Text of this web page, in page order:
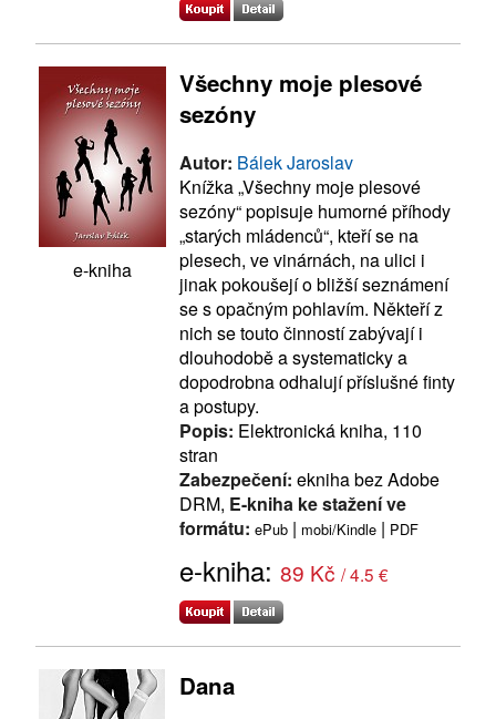
e-kniha
Všechny moje plesové
sezóny
Autor: Bálek Jaroslav
Knížka „Všechny moje plesové
sezóny“ popisuje humorné příhody
„starých mládenců“, kteří se na
plesech, ve vinárnách, na ulici i
jinak pokoušejí o bližší seznámení
se s opačným pohlavím. Někteří z
nich se touto činností zabývají i
dlouhodobě a systematicky a
dopodrobna odhalují příslušné finty
a postupy.
Popis: Elektronická kniha, 110
stran
Zabezpečení: ekniha bez Adobe
DRM, E-kniha ke stažení ve
formátu: ePub | mobi/Kindle | PDF
e-kniha: 89 Kč / 4.5 €
Dana